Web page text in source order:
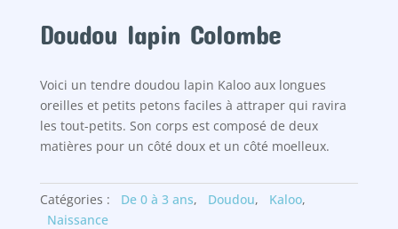
Doudou lapin Colombe
Voici un tendre doudou lapin Kaloo aux longues
oreilles et petits petons faciles à attraper qui ravira
les tout-petits. Son corps est composé de deux
matières pour un côté doux et un côté moelleux.
Catégories : De 0 à 3 ans, Doudou, Kaloo,
Naissance